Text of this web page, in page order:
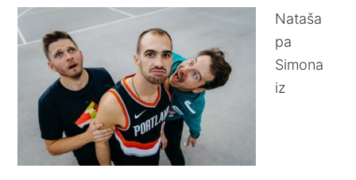
Nataša
pa
Simona
iz